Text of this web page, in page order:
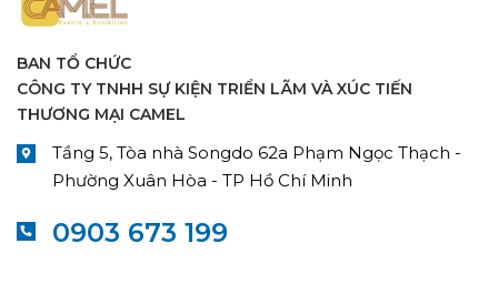
BAN TỔ CHỨC
CÔNG TY TNHH SỰ KIỆN TRIỂN LÃM VÀ XÚC TIẾN
THƯƠNG MẠI CAMEL
Tầng 5, Tòa nhà Songdo 62a Phạm Ngọc Thạch -
Phường Xuân Hòa - TP Hồ Chí Minh
0903 673 199